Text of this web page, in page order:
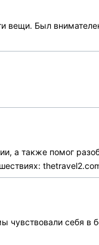
вещи. Был
а также помог
чувствовали себя в